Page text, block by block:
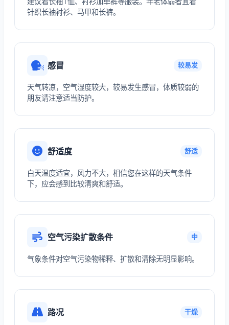
针织长袖衬衫、马甲和长裤。
感冒 较易发
天气转凉，空气湿度较大，较易发生感冒，体质较弱的
朋友请注意适当防护。
舒适度 舒适
白天温度适宜，风力不大，相信您在这样的天气条件
下，应会感到比较清爽和舒适。
空气污染扩散条件 中
气象条件对空气污染物稀释、扩散和清除无明显影响。
路况 干燥